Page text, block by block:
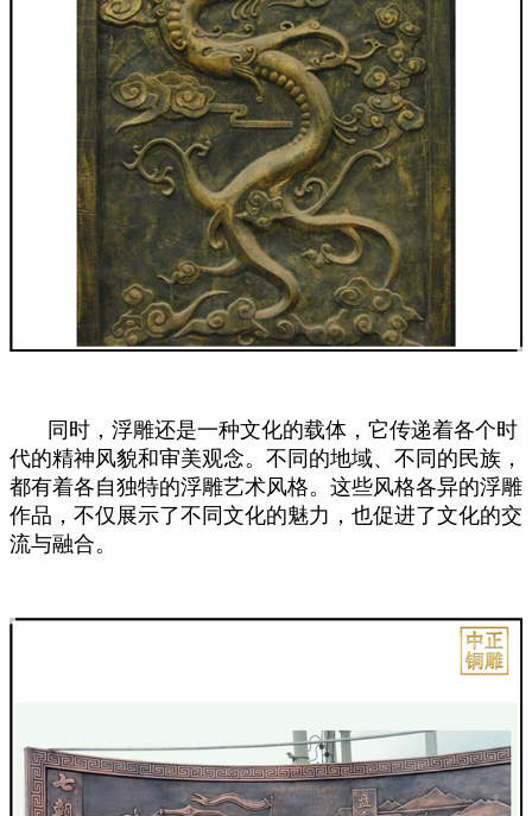
同时，浮雕还是一种文化的载体，它传递着各个时
代的精神风貌和审美观念。不同的地域、不同的民族，
都有着各自独特的浮雕艺术风格。这些风格各异的浮雕
作品，不仅展示了不同文化的魅力，也促进了文化的交
流与融合。